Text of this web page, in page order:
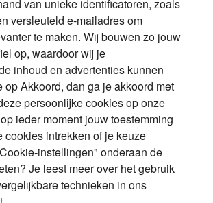
Contact
en over vermogenden.
Veiligheid
Privacy & Cookies
Disclaimer RSS
van unieke identificatoren, zoals
versleuteld e-mailadres om
te maken. Wij bouwen zo jouw
op, waardoor wij je
inhoud en advertenties kunnen
op Akkoord, dan ga je akkoord met
persoonlijke cookies op onze
ieder moment jouw toestemming
cookies intrekken of je keuze
instellingen" onderaan de
Je leest meer over het gebruik
technieken in ons